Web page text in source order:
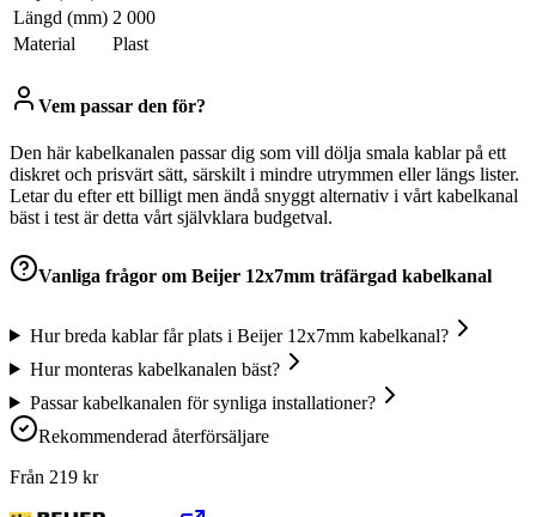
Längd (mm) 2 000
Material
Plast
Vem passar den för?
Den här kabelkanalen passar dig som vill dölja smala kablar på ett
diskret och prisvärt sätt, särskilt i mindre utrymmen eller längs lister.
Letar du efter ett billigt men ändå snyggt alternativ i vårt kabelkanal
bäst i test är detta vårt självklara budgetval.
Vanliga frågor om Beijer 12x7mm träfärgad kabelkanal
Hur breda kablar får plats i Beijer 12x7mm kabelkanal?
Hur monteras kabelkanalen bäst?
Passar kabelkanalen för synliga installationer?
Rekommenderad återförsäljare
Från 219 kr